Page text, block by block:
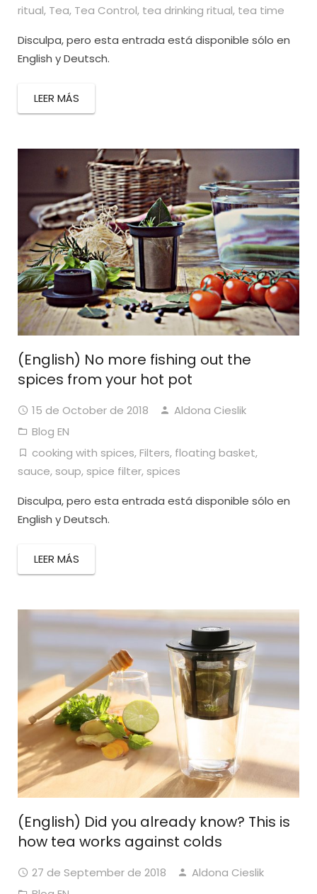
ritual, Tea, Tea Control, tea drinking ritual, tea time
Disculpa, pero esta entrada está disponible sólo en
English y Deutsch.
LEER MÁS
(English) No more fishing out the
spices from your hot pot
15 de October de 2018
Aldona Cieslik
Blog EN
cooking with spices,Filters, floating basket,
sauce, soup, spice filter, spices
Disculpa, pero esta entrada está disponible sólo en
English y Deutsch.
LEER MÁS
(English) Did you already know? This is
how tea works against colds
27 de September de 2018
Aldona Cieslik